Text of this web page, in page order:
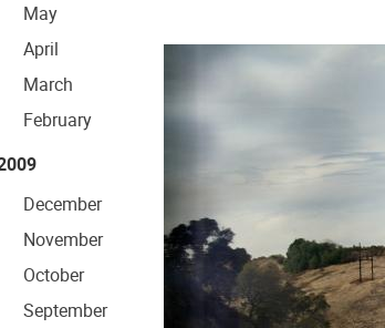
May
April
March
February
December
November
October
September